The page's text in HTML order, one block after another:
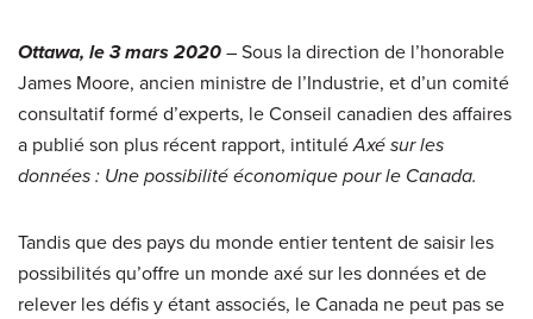
Ottawa, le 3 mars 2020– Sous la direction de l’honorable
James Moore, ancien ministre de l’Industrie, et d’un comité
consultatif formé d’experts, le Conseil canadien des affaires
a publié son plus récent rapport, intituléAxé sur les
données : Une possibilité économique pour le Canada.
Tandis que des pays du monde entier tentent de saisir les
possibilités qu’offre un monde axé sur les données et de
relever les défis y étant associés, le Canada ne peut pas se